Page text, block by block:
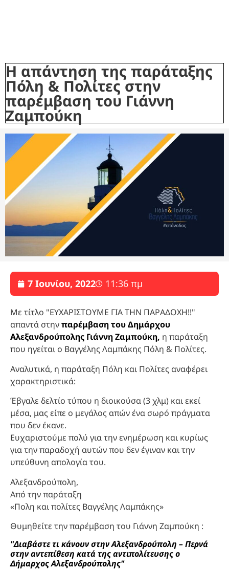
Η απάντηση της παράταξης
Πόλη & Πολίτες στην
παρέμβαση του Γιάννη
Ζαμπούκη
7 Ιουνίου, 2022 11:36 πμ
Με τίτλο "ΕΥΧΑΡΙΣΤΟΥΜΕ ΓΙΑ ΤΗΝ ΠΑΡΑΔΟΧΗ!!"
απαντά στηνπαρέμβαση του Δημάρχου
Αλεξανδρούπολης Γιάννη Ζαμπούκη, η παράταξη
που ηγείται ο Βαγγέλης Λαμπάκης Πόλη & Πολίτες.
Αναλυτικά, η παράταξη Πόλη και Πολίτες αναφέρει
χαρακτηριστικά:
Έβγαλε δελτίο τύπου η διοικούσα (3 χλμ) και εκεί
μέσα, μας είπε ο μεγάλος απών ένα σωρό πράγματα
που δεν έκανε.
Ευχαριστούμε πολύ για την ενημέρωση και κυρίως
για την παραδοχή αυτών που δεν έγιναν και την
υπεύθυνη απολογία του.
Αλεξανδρούπολη,
Από την παράταξη
«Πολη και πολίτες Βαγγέλης Λαμπάκης»
Θυμηθείτε την παρέμβαση του Γιάννη Ζαμπούκη :
"Διαβάστε τι κάνουν στην Αλεξανδρούπολη – Περνά
στην αντεπίθεση κατά της αντιπολίτευσης ο
Δήμαρχος Αλεξανδρούπολης"